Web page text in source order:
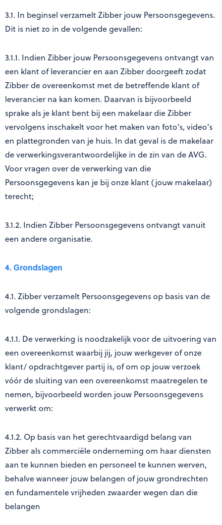
3.1. In beginsel verzamelt Zibber jouw Persoonsgegevens.
Dit is niet zo in de volgende gevallen:
3.1.1. Indien Zibber jouw Persoonsgegevens ontvangt van
een klant of leverancier en aan Zibber doorgeeft zodat
Zibber de overeenkomst met de betreffende klant of
leverancier na kan komen. Daarvan is bijvoorbeeld
sprake als je klant bent bij een makelaar die Zibber
vervolgens inschakelt voor het maken van foto’s, video’s
en plattegronden van je huis. In dat geval is de makelaar
de verwerkingsverantwoordelijke in de zin van de AVG.
Voor vragen over de verwerking van die
Persoonsgegevens kan je bij onze klant (jouw makelaar)
terecht;
3.1.2. Indien Zibber Persoonsgegevens ontvangt vanuit
een andere organisatie.
4. Grondslagen
4.1. Zibber verzamelt Persoonsgegevens op basis van de
volgende grondslagen:
4.1.1. De verwerking is noodzakelijk voor de uitvoering van
een overeenkomst waarbij jij, jouw werkgever of onze
klant/ opdrachtgever partij is, of om op jouw verzoek
vóór de sluiting van een overeenkomst maatregelen te
nemen, bijvoorbeeld worden jouw Persoonsgegevens
verwerkt om:
4.1.2. Op basis van het gerechtvaardigd belang van
Zibber als commerciële onderneming om haar diensten
aan te kunnen bieden en personeel te kunnen werven,
behalve wanneer jouw belangen of jouw grondrechten
en fundamentele vrijheden zwaarder wegen dan die
belangen